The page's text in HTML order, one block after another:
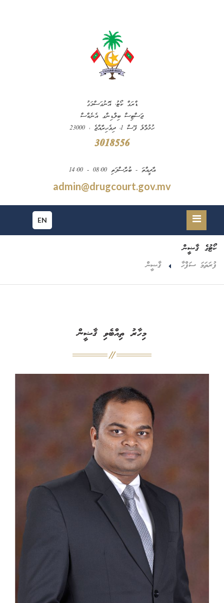
ޑްރަގް ކޯޓު، އޮނުގަސްމަގު
ޖަސްޓިސް ބިލްޑިންގ އެނެކްސް
ހުޅުމާލެ ފޭސް 1، ދިވެހިރާއްޖެ ، 23000
3018556
އާދީއްތަ - ބުރާސްފަތި 08:00 - 14:00
admin@drugcourt.gov.mv
EN
ކޯޓުގެ ޤާޟީން
ފުރަތަމަ ސަފްހާ ޤާޟީން
މިހާރު ތިއްބެވި ޤާޟީން